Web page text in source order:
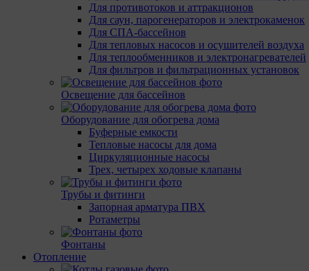
Для противотоков и аттракционов
Для саун, парогенераторов и электрокаменок
Для СПА-бассейнов
Для тепловых насосов и осушителей воздуха
Для теплообменников и электронагревателей
Для фильтров и фильтрационных установок
Освещение для бассейнов
Оборудование для обогрева дома
Буферные емкости
Тепловые насосы для дома
Циркуляционные насосы
Трех, четырех ходовые клапаны
Трубы и фитинги
Запорная арматура ПВХ
Ротаметры
Фонтаны
Отопление